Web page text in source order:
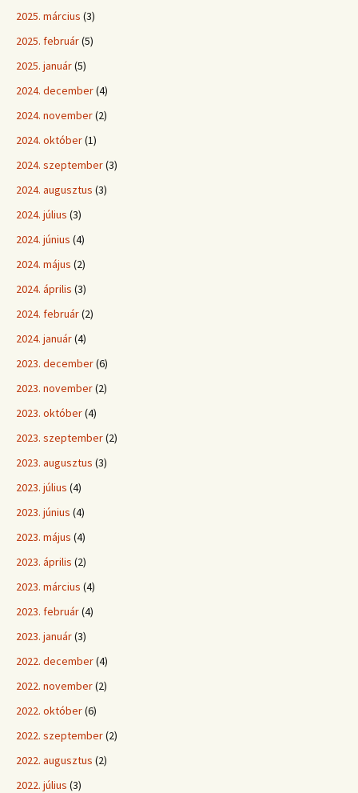
2025. március (3)
2025. február(5)
2025. január(5)
2024. december(4)
2024. november(2)
2024. október(1)
2024. szeptember(3)
2024. augusztus (3)
2024. július (3)
2024. június (4)
2024. május (2)
2024. április (3)
2024. február(2)
2024. január(4)
2023. december(6)
2023. november(2)
2023. október(4)
2023. szeptember(2)
2023. augusztus (3)
2023. július (4)
2023. június (4)
2023. május (4)
2023. április (2)
2023. március (4)
2023. február(4)
2023. január(3)
2022. december(4)
2022. november(2)
2022. október(6)
2022. szeptember(2)
2022. augusztus (2)
2022. július (3)